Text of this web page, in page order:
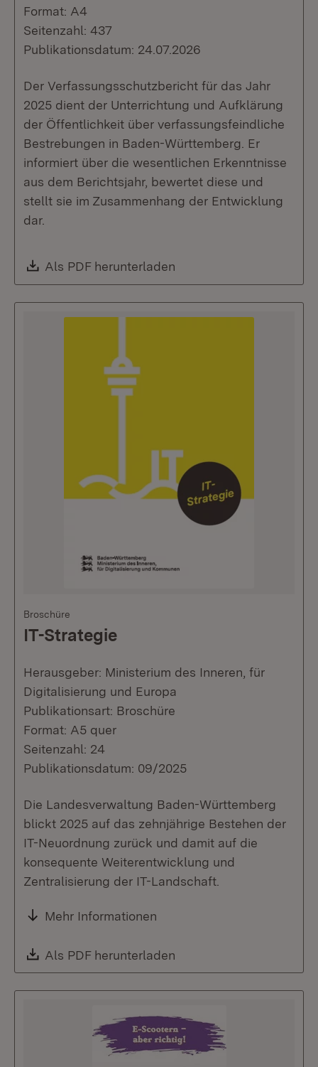
Format: A4
Seitenzahl: 437
Publikationsdatum: 24.07.2026
Der Verfassungsschutzbericht für das Jahr
2025 dient der Unterrichtung und Aufklärung
der Öffentlichkeit über verfassungsfeindliche
Bestrebungen in Baden-Württemberg. Er
informiert über die wesentlichen Erkenntnisse
aus dem Berichtsjahr, bewertet diese und
stellt sie im Zusammenhang der Entwicklung
dar.
Download:
Als PDF herunterladen
Broschüre
IT-Strategie
Herausgeber: Ministerium des Inneren, für
Digitalisierung und Europa
Publikationsart: Broschüre
Format: A5 quer
Seitenzahl: 24
Publikationsdatum: 09/2025
Die Landesverwaltung Baden-Württemberg
blickt 2025 auf das zehnjährige Bestehen der
IT-Neuordnung zurück und damit auf die
konsequente Weiterentwicklung und
Zentralisierung der IT-Landschaft.
Mehr Informationen
Download:
Als PDF herunterladen